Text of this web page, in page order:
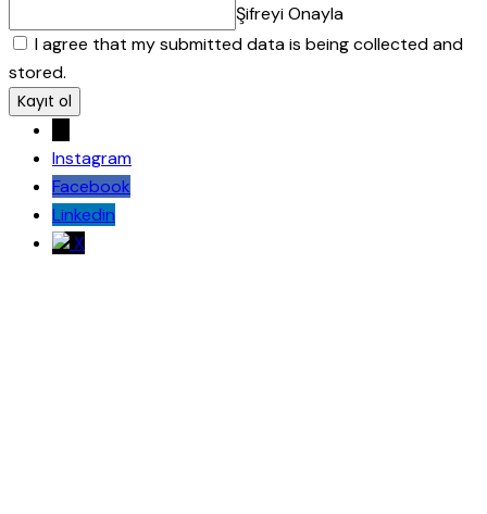
Şifreyi Onayla
I agree that my submitted data is being collected and
stored.
Instagram
Facebook
Linkedin
X